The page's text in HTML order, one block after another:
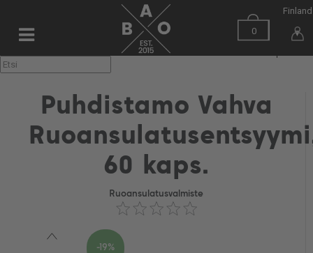
0
Finland
▼
Puhdistamo Vahva
60 kaps.
Ruoansulatusvalmiste
-19%